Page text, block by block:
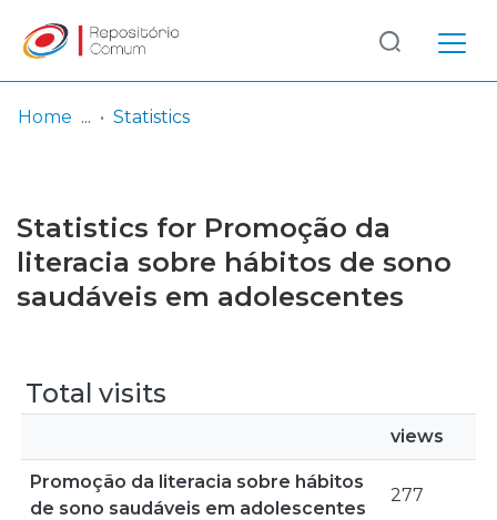
Browse repository
Entities
Log
In
(current)
Home Statistics
Statistics for Promoção da
literacia sobre hábitos de sono
saudáveis em adolescentes
Total visits
views
Promoção da literacia sobre hábitos
de sono saudáveis em adolescentes
277